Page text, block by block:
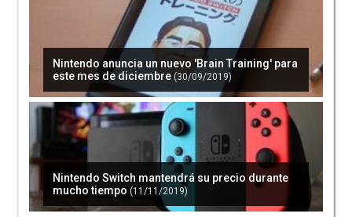
Nintendo anuncia un nuevo 'Brain Training' para
este mes de diciembre (30/09/2019)
Nintendo Switch mantendrá su precio durante
mucho tiempo (11/11/2019)